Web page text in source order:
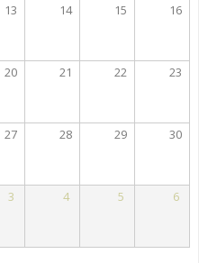
13 14 15 16
20 21 22 23
27 28 29 30
3 4 5 6